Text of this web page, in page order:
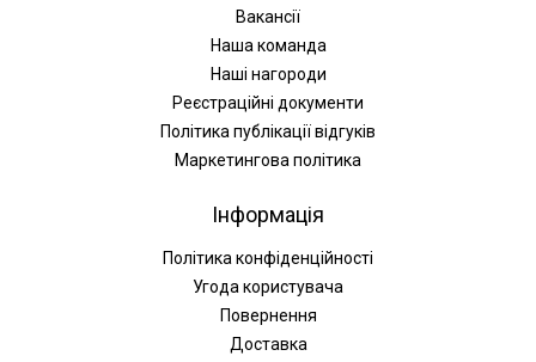
Вакансії
Наша команда
Наші нагороди
Реєстраційні документи
Політика публікації відгуків
Маркетингова політика
Інформація
Політика конфіденційності
Угода користувача
Повернення
Доставка